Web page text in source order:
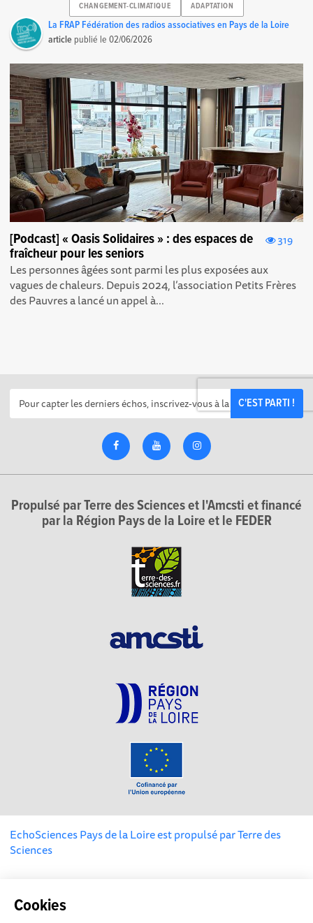
Cookies
CHANGEMENT-CLIMATIQUE ADAPTATION
La FRAP Fédération des radios associatives en Pays de la Loire
article publié le02/06/2026
319
[Podcast] « Oasis Solidaires » : des espaces de
fraîcheur pour les seniors
Les personnes âgées sont parmi les plus exposées aux
vagues de chaleurs. Depuis 2024, l’association Petits Frères
des Pauvres a lancé un appel à...
C'EST PARTI !
Propulsé par Terre des Sciences et l'Amcsti et financé
par la Région Pays de la Loire et le FEDER
EchoSciences Pays de la Loire est propulsé parTerre des
Sciences
|Ligne éditoriale